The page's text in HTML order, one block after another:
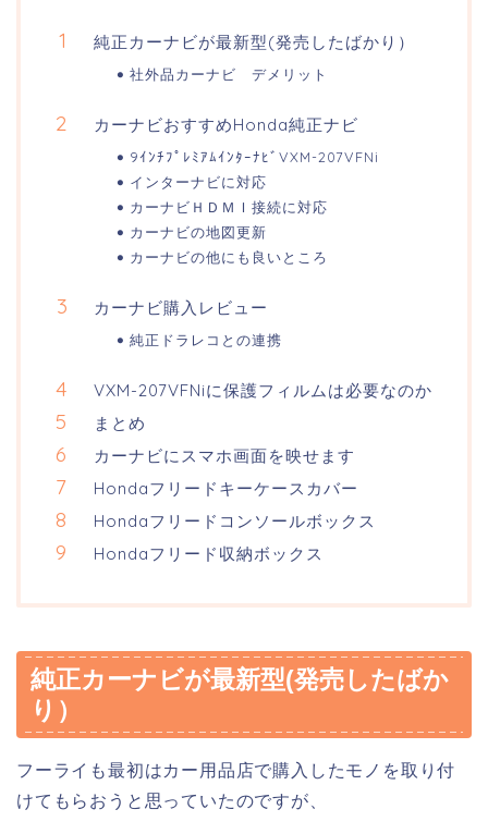
純正カーナビが最新型(発売したばかり）
社外品カーナビ デメリット
カーナビおすすめHonda純正ナビ
9ｲﾝﾁﾌﾟﾚﾐｱﾑｲﾝﾀｰﾅﾋﾞVXM-207VFNi
インターナビに対応
カーナビＨＤＭＩ接続に対応
カーナビの地図更新
カーナビの他にも良いところ
カーナビ購入レビュー
純正ドラレコとの連携
VXM-207VFNiに保護フィルムは必要なのか
まとめ
カーナビにスマホ画面を映せます
Hondaフリードキーケースカバー
Hondaフリードコンソールボックス
Hondaフリード収納ボックス
純正カーナビが最新型(発売したばか
り）
フーライも最初はカー用品店で購入したモノを取り付
けてもらおうと思っていたのですが、